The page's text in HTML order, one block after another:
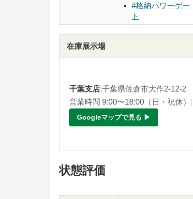
#格納パワーゲー
ト
在庫展示場
千葉支店 千葉県佐倉市大作2-12-2
営業時間 9:00〜18:00（日・祝休）
Googleマップで見る ▶
状態評価